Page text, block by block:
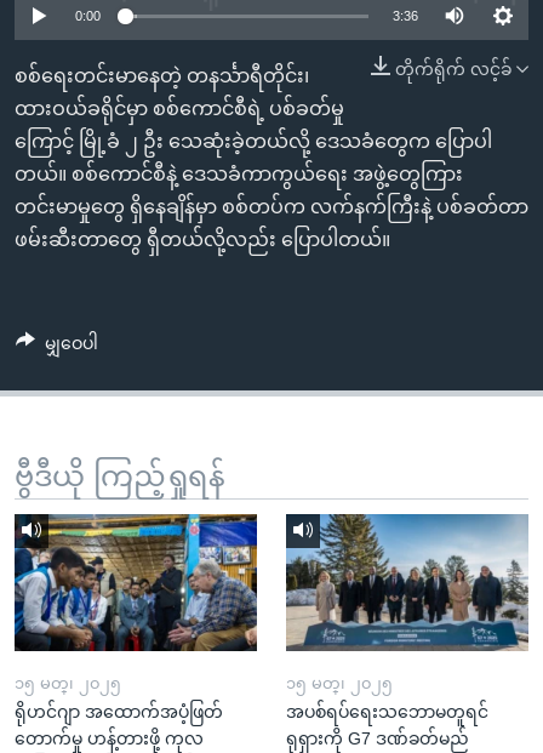
စာမျက်နှာ
သို့
ကျော်
ကြည့်
ရန်
ရှာဖွေ
သို့
ဗွီအိုအေ လူမှုကွန်ယက်များ
ဘာသာစကားများ
0:00 3:36
တိုက်ရိုက် လင့်ခ်
စစ်ရေးတင်းမာနေတဲ့ တနင်္သာရီတိုင်း၊
ထားဝယ်ခရိုင်မှာ စစ်ကောင်စီရဲ့ ပစ်ခတ်မှု
ကြောင့် မြို့ခံ ၂ ဦး သေဆုံးခဲ့တယ်လို့ ဒေသခံတွေက ပြောပါ
တယ်။ စစ်ကောင်စီနဲ့ ဒေသခံကာကွယ်ရေး အဖွဲ့တွေကြား
တင်းမာမှုတွေ ရှိနေချိန်မှာ စစ်တပ်က လက်နက်ကြီးနဲ့ ပစ်ခတ်တာ
ဖမ်းဆီးတာတွေ ရှီတယ်လို့လည်း ပြောပါတယ်။
မျှဝေပါ
ဗွီဒီယို ကြည့်ရှုရန်
၁၅ မတ္၊ ၂၀၂၅
ရိုဟင်ဂျာ အထောက်အပံ့ဖြတ်
တောက်မှု ဟန့်တားဖို့ ကုလ
၁၅ မတ္၊ ၂၀၂၅
အပစ်ရပ်ရေးသဘောမတူရင်
ရုရှားကို G7 ဒဏ်ခတ်မည်